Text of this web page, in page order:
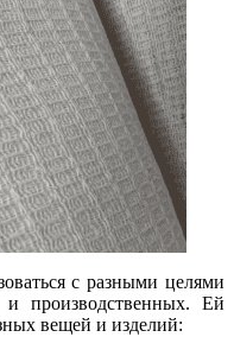
с разными целями
производственных. Ей
вещей и изделий: